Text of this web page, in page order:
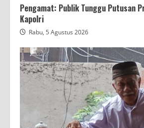
Pengamat: Publik Tunggu Putusan
Kapolri
Rabu, 5 Agustus 2026